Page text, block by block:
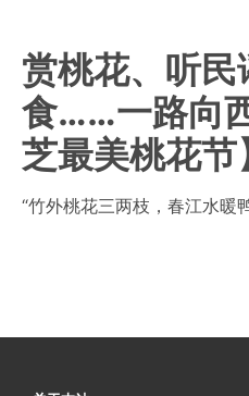
赏桃花、听民
食……一路向
芝最美桃花节
“竹外桃花三两枝，春江水暖